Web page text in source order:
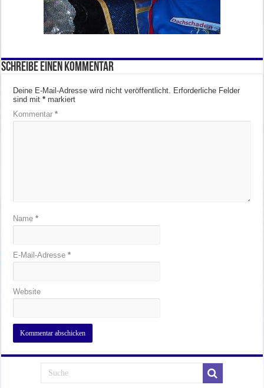
Schreibe einen Kommentar
Deine E-Mail-Adresse wird nicht veröffentlicht. Erforderliche Felder
sind mit* markiert
Kommentar*
Name*
E-Mail-Adresse*
Website